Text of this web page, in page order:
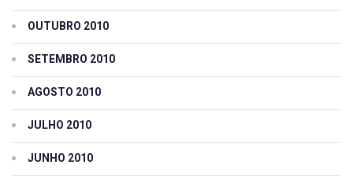
OUTUBRO 2010
SETEMBRO 2010
AGOSTO 2010
JULHO 2010
JUNHO 2010